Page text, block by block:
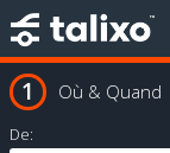
Où & Quand
De: